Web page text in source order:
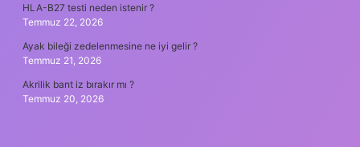
HLA-B27 testi neden istenir ?
Temmuz 22, 2026
Ayak bileği zedelenmesine ne iyi gelir ?
Temmuz 21, 2026
Akrilik bant iz bırakır mı ?
Temmuz 20, 2026